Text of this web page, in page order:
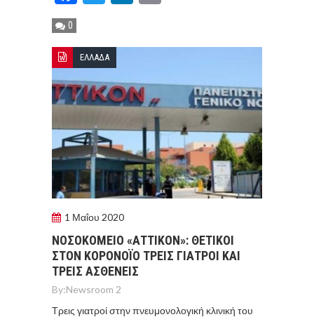
0
ΕΛΛΑΔΑ
1 Μαΐου 2020
ΝΟΣΟΚΟΜΕΙΟ «ΑΤΤΙΚΟΝ»: ΘΕΤΙΚΟΙ
ΣΤΟΝ ΚΟΡΟΝΟΪΟ ΤΡΕΙΣ ΓΙΑΤΡΟΙ ΚΑΙ
ΤΡΕΙΣ ΑΣΘΕΝΕΙΣ
By:Newsroom 2
Τρεις γιατροί στην πνευμονολογική κλινική του